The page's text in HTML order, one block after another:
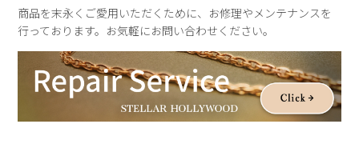
しっとりとした空気感と透明感のある表情が、いつもの装いに
やさしい余韻を添えて。
リーズです。
商品を末永くご愛用いただくために、お修理やメンテナンスを
行っております。お気軽にお問い合わせください。